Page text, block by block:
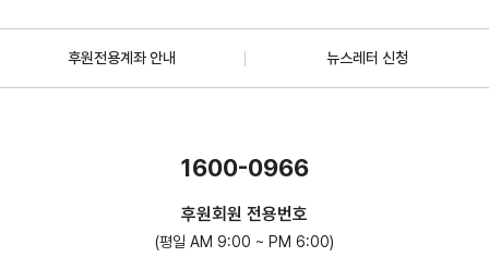
후원전용계좌 안내 뉴스레터 신청
1600-0966
후원회원 전용번호
(평일 AM 9:00 ~ PM 6:00)